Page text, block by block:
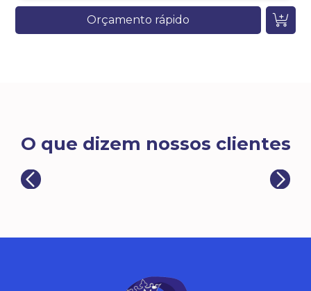
Orçamento rápido
O que dizem nossos clientes